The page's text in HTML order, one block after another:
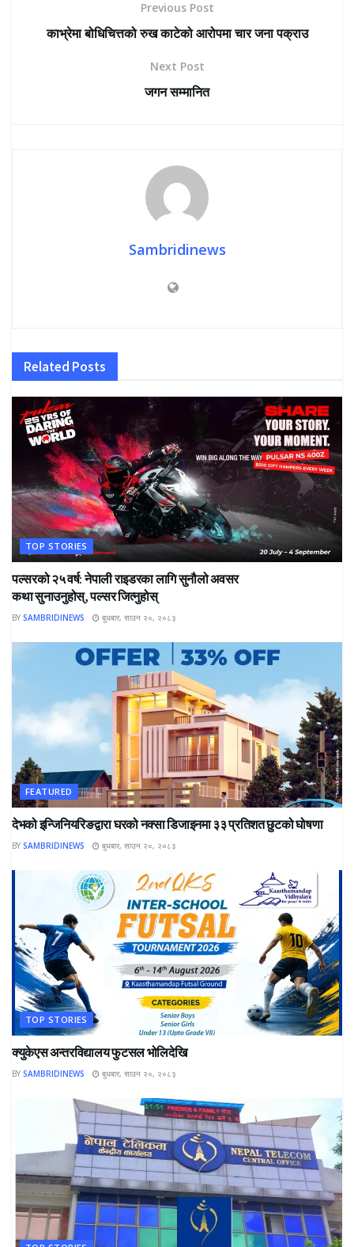
Previous Post
काभ्रेमा बोधिचित्तको रुख काटेको आरोपमा चार जना पक्राउ
Next Post
जगन सम्मानित
Sambridinews
Related Posts
TOP STORIES
पल्सरको २५ वर्ष: नेपाली राइडरका लागि सुनौलो अवसर
कथा सुनाउनुहोस्, पल्सर जित्नुहोस्
BY SAMBRIDINEWS बुधबार, साउन २०, २०८३
FEATURED
देभको इन्जिनियरिङद्वारा घरको नक्सा डिजाइनमा ३३ प्रतिशत छुटको घोषणा
BY SAMBRIDINEWS बुधबार, साउन २०, २०८३
TOP STORIES
क्युकेएस अन्तरविद्यालय फुटसल भोलिदेखि
BY SAMBRIDINEWS बुधबार, साउन २०, २०८३